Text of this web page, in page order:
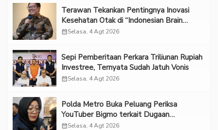
Terawan Tekankan Pentingnya Inovasi
Kesehatan Otak di “Indonesian Brain
Forum 2026 UPN Veteran Jakarta”
calendar_monthSelasa, 4 Agt 2026
Sepi Pemberitaan Perkara Triliunan Rupiah
Investree, Ternyata Sudah Jatuh Vonis
calendar_monthSelasa, 4 Agt 2026
Polda Metro Buka Peluang Periksa
YouTuber Bigmo terkait Dugaan
Eksploitasi Anak
calendar_monthSelasa, 4 Agt 2026